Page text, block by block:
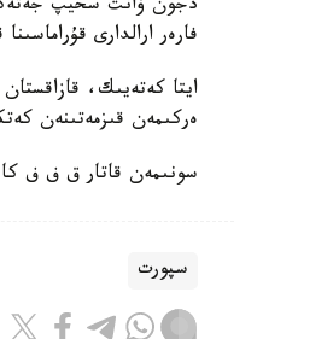
فارەر ارالدارى
ايتا كەتەيىك،
ەركىمەن قىزمەتىنەن
سونىمەن قاتار ق ف ف
سپورت